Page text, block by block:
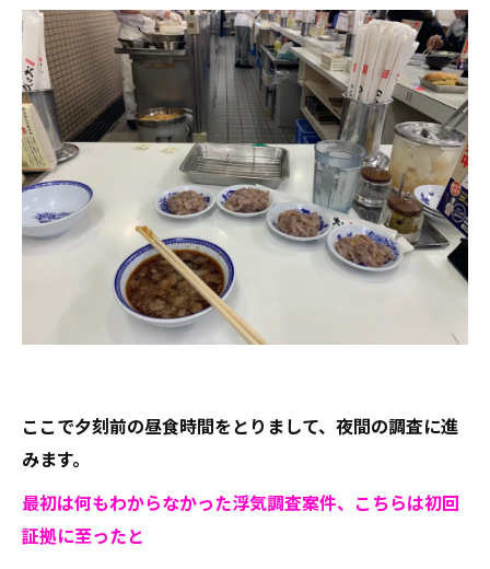
ここで夕刻前の昼食時間をとりまして、夜間の調査に進
みます。
最初は何もわからなかった浮気調査案件、こちらは初回
証拠に至ったと